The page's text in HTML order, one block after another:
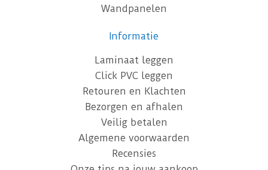
Wandpanelen
Informatie
Laminaat leggen
Click PVC leggen
Retouren en Klachten
Bezorgen en afhalen
Veilig betalen
Algemene voorwaarden
Recensies